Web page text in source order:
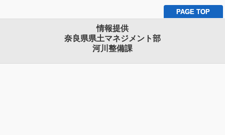
PAGE TOP
情報提供
奈良県県土マネジメント部
河川整備課